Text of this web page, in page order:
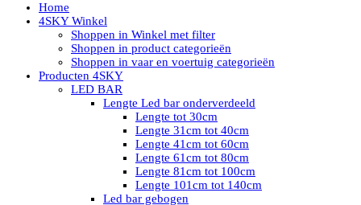
Home
4SKY Winkel
Shoppen in Winkel met filter
Shoppen in product categorieën
Shoppen in vaar en voertuig categorieën
Producten 4SKY
LED BAR
Lengte Led bar onderverdeeld
Lengte tot 30cm
Lengte 31cm tot 40cm
Lengte 41cm tot 60cm
Lengte 61cm tot 80cm
Lengte 81cm tot 100cm
Lengte 101cm tot 140cm
Led bar gebogen